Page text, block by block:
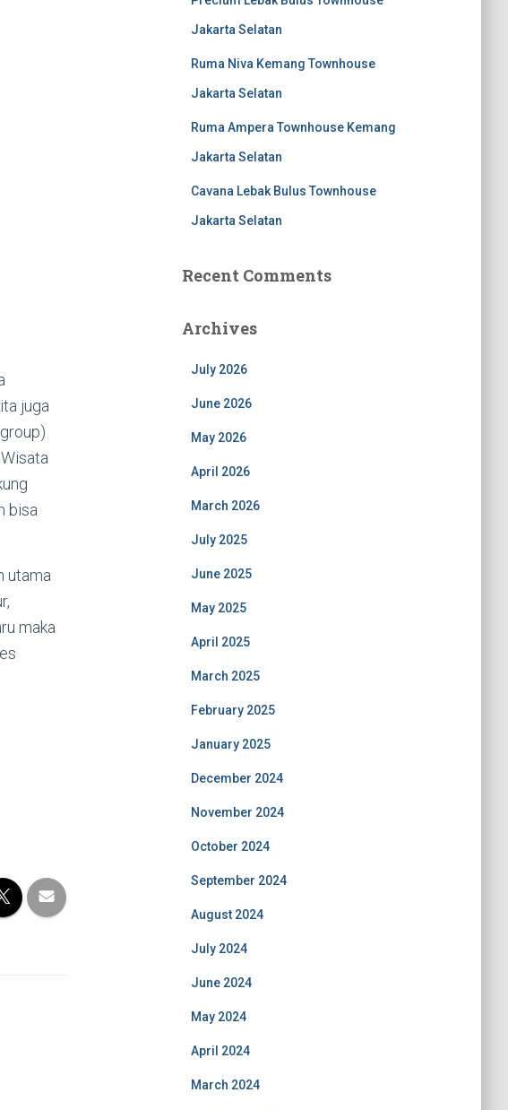
juga
bisa
utama
maka
Jakarta Selatan
Ruma Niva Kemang Townhouse
Jakarta Selatan
Ruma Ampera Townhouse Kemang
Jakarta Selatan
Cavana Lebak Bulus Townhouse
Jakarta Selatan
Recent Comments
Archives
July 2026
June 2026
May 2026
April 2026
March 2026
July 2025
June 2025
May 2025
April 2025
March 2025
February 2025
January 2025
December 2024
November 2024
October 2024
September 2024
August 2024
July 2024
June 2024
May 2024
April 2024
March 2024